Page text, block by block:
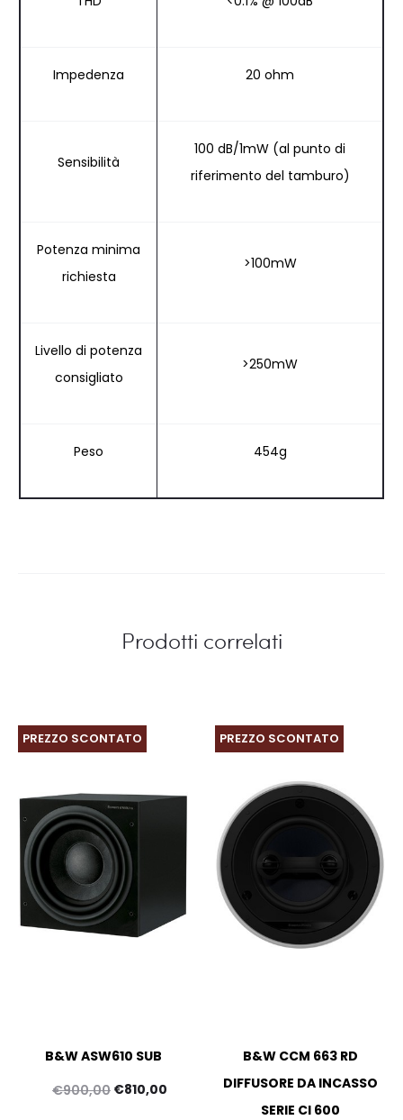
Impedenza 20 ohm
Sensibilità
100 dB/1mW (al punto di
riferimento del tamburo)
Potenza minima
richiesta
>100mW
Livello di potenza
consigliato
>250mW
Peso 454g
Prodotti correlati
PREZZO SCONTATO
B&W ASW610 SUB
€900,00 Il
€810,00
PREZZO SCONTATO
B&W CCM 663 RD
DIFFUSORE DA INCASSO
SERIE CI 600